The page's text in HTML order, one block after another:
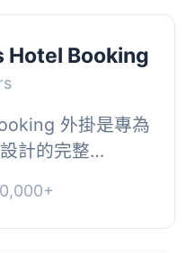
Hotel Booking
外掛是專為
計的完整
設定，適合各類